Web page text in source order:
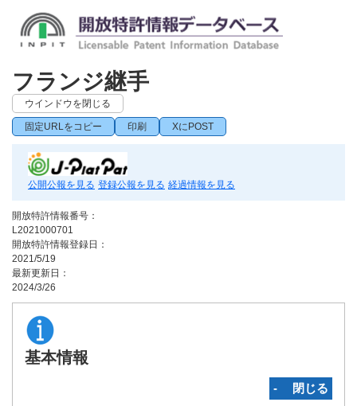
フランジ継手
ウインドウを閉じる
固定URLをコピー 印刷 XにPOST
公開公報を見る 登録公報を見る 経過情報を見る
開放特許情報番号：
L2021000701
開放特許情報登録日：
2021/5/19
最新更新日：
2024/3/26
基本情報
‐ 閉じる